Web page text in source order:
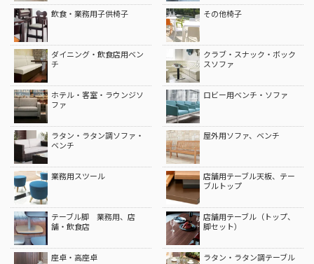
飲食・業務用子供椅子 その他椅子
ダイニング・飲食店用ベン
チ
クラブ・スナック・ボック
スソファ
ホテル・客室・ラウンジソ
ファ
ロビー用ベンチ・ソファ
ラタン・ラタン調ソファ・
ベンチ
屋外用ソファ、ベンチ
業務用スツール
店舗用テーブル天板、テー
ブルトップ
テーブル脚 業務用、店
舗・飲食店
店舗用テーブル（トップ、
脚セット）
座卓・高座卓 ラタン・ラタン調テーブル